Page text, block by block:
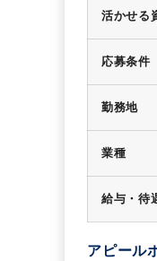
活かせる
応募条件
勤務地
業種
給与・待
アピール